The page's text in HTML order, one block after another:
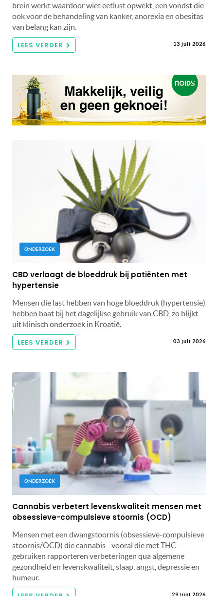
brein werkt waardoor wiet eetlust opwekt, een vondst die
ook voor de behandeling van kanker, anorexia en obesitas
van belang kan zijn.
LEES VERDER 13 juli 2026
ONDERZOEK
CBD verlaagt de bloeddruk bij patiënten met
hypertensie
Mensen die last hebben van hoge bloeddruk (hypertensie)
hebben baat bij het dagelijkse gebruik van CBD, zo blijkt
uit klinisch onderzoek in Kroatië.
LEES VERDER 03 juli 2026
ONDERZOEK
Cannabis verbetert levenskwaliteit mensen met
obsessieve-compulsieve stoornis (OCD)
Mensen met een dwangstoornis (obsessieve-compulsieve
stoornis/OCD) die cannabis - vooral die met THC -
gebruiken rapporteren verbeteringen qua algemene
gezondheid en levenskwaliteit, slaap, angst, depressie en
humeur.
29 juni 2026